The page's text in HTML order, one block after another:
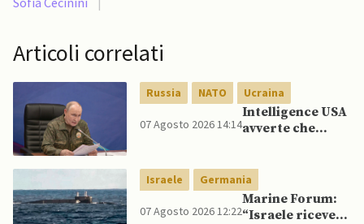
Articoli correlati
Russia NATO Ucraina
07 Agosto 2026 14:14
Intelligence USA
avverte che
mentre è ancora
impegnato in
Ucraina
Israele Germania
07 Agosto 2026 12:22
Marine Forum:
“Israele riceve